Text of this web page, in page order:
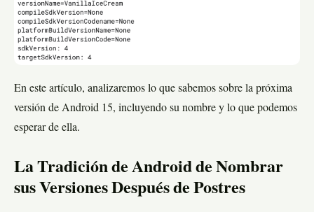
En este artículo, analizaremos lo que sabemos sobre la próxima
versión de Android 15, incluyendo su nombre y lo que podemos
esperar de ella.
La Tradición de Android de Nombrar
sus Versiones Después de Postres